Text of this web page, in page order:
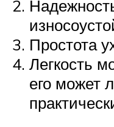
Простота
Легкость
его может